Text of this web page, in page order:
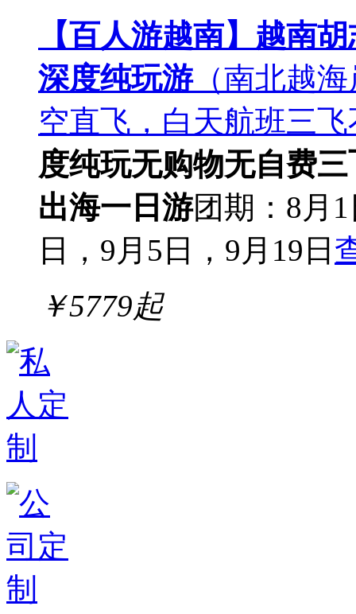
【百人游越南】越南
深度纯玩游（南北越
空直飞，白天航班三
度纯玩无购物无自费三
出海一日游团期：8月
日，9月5日，9月19日
￥5779起